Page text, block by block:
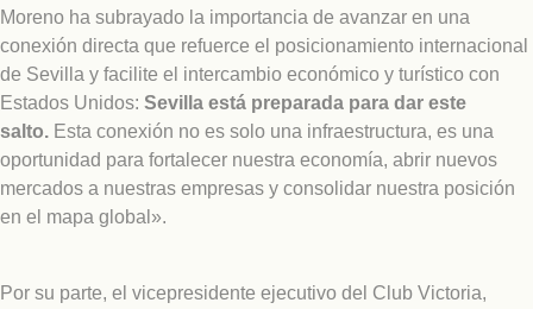
Moreno ha subrayado la importancia de avanzar en una
conexión directa que refuerce el posicionamiento internacional
de Sevilla y facilite el intercambio económico y turístico con
Estados Unidos: Sevilla está preparada para dar este
salto. Esta conexión no es solo una infraestructura, es una
oportunidad para fortalecer nuestra economía, abrir nuevos
mercados a nuestras empresas y consolidar nuestra posición
en el mapa global».
Por su parte, el vicepresidente ejecutivo del Club Victoria,